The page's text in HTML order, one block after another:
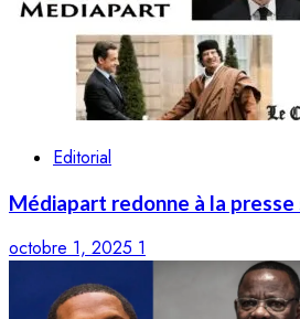
Editorial
Médiapart redonne à la
octobre 1, 2025 1